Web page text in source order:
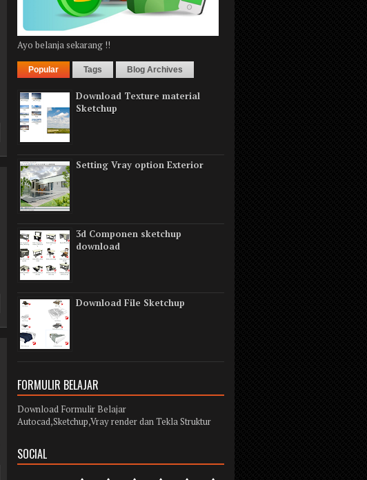
Ayo belanja sekarang !!
Popular Tags Blog Archives
Download Texture material
Sketchup
Setting Vray option Exterior
3d Componen sketchup
download
Download File Sketchup
FORMULIR BELAJAR
Download Formulir Belajar
Autocad,Sketchup,Vray render dan Tekla Struktur
SOCIAL